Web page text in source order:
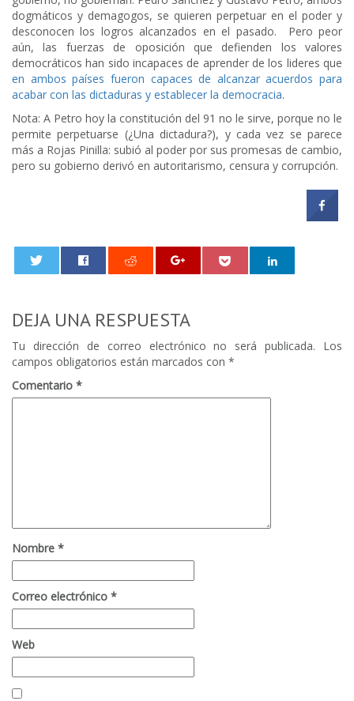
dogmáticos y demagogos, se quieren perpetuar en el poder y
desconocen los logros alcanzados en el pasado. Pero peor
aún, las fuerzas de oposición que defienden los valores
democráticos han sido incapaces de aprender de los lideres que
en ambos países fueron capaces de alcanzar acuerdos para
acabar con las dictaduras y establecer la democracia.
Nota: A Petro hoy la constitución del 91 no le sirve, porque no le
permite perpetuarse (¿Una dictadura?), y cada vez se parece
más a Rojas Pinilla: subió al poder por sus promesas de cambio,
pero su gobierno derivó en autoritarismo, censura y corrupción.
DEJA UNA RESPUESTA
Tu dirección de correo electrónico no será publicada.
Los
campos obligatorios están marcados con *
Comentario *
Nombre *
Correo electrónico *
Web